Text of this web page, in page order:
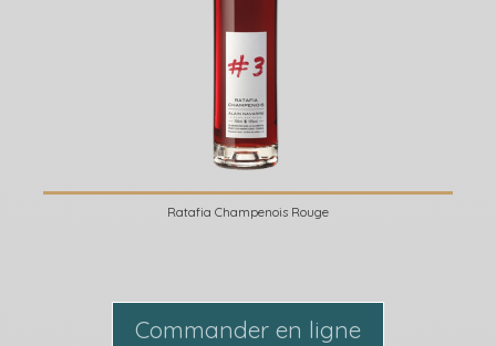
Ratafia Champenois Rouge
Commander en ligne